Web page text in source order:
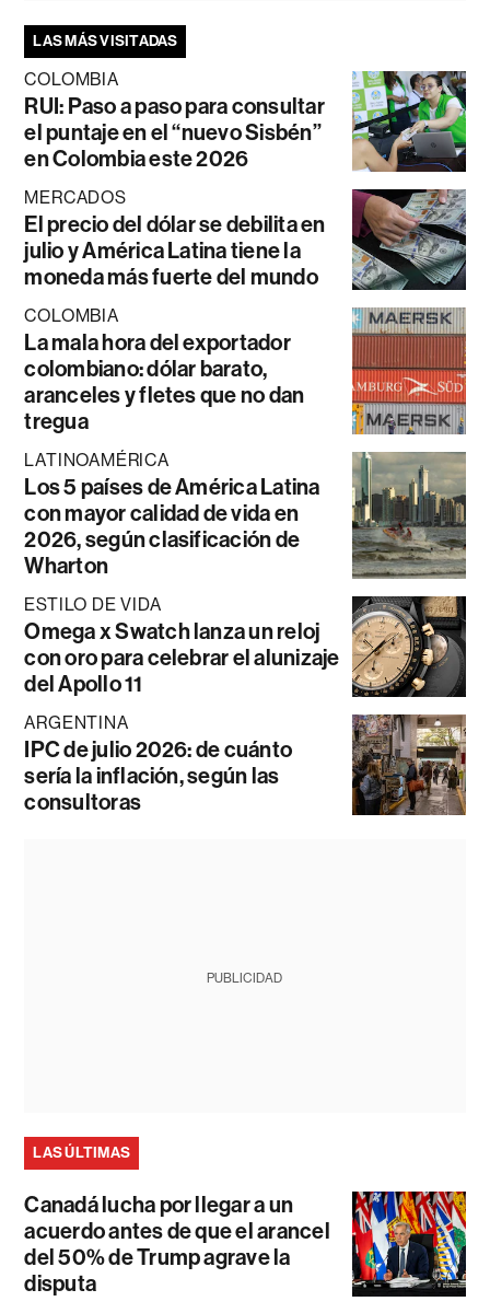
LAS MÁS VISITADAS
COLOMBIA
RUI: Paso a paso para consultar
el puntaje en el “nuevo Sisbén”
en Colombia este 2026
MERCADOS
El precio del dólar se debilita en
julio y América Latina tiene la
moneda más fuerte del mundo
COLOMBIA
La mala hora del exportador
colombiano: dólar barato,
aranceles y fletes que no dan
tregua
LATINOAMÉRICA
Los 5 países de América Latina
con mayor calidad de vida en
2026, según clasificación de
Wharton
ESTILO DE VIDA
Omega x Swatch lanza un reloj
con oro para celebrar el alunizaje
del Apollo 11
ARGENTINA
IPC de julio 2026: de cuánto
sería la inflación, según las
consultoras
PUBLICIDAD
LAS ÚLTIMAS
Canadá lucha por llegar a un
acuerdo antes de que el arancel
del 50% de Trump agrave la
disputa